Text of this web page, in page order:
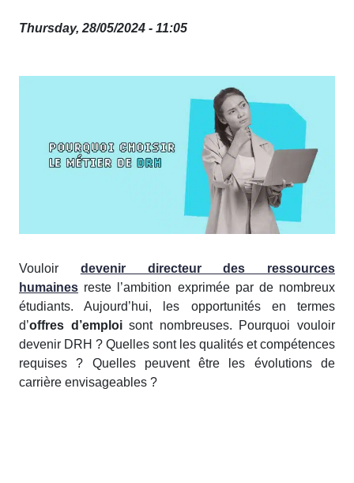
Thursday, 28/05/2024 - 11:05
Vouloir devenir directeur des ressources
humaines reste l’ambition exprimée par de nombreux
étudiants. Aujourd’hui, les opportunités en termes
d’offres d’emploisont nombreuses. Pourquoi vouloir
devenir DRH ? Quelles sont les qualités et compétences
requises ? Quelles peuvent être les évolutions de
carrière envisageables ?